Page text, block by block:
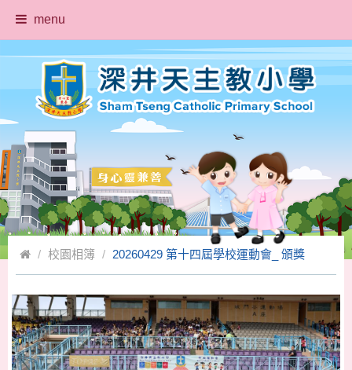
menu
校園相簿 20260429 第十四屆學校運動會_ 頒獎
返回